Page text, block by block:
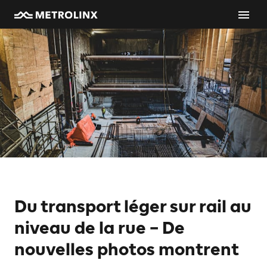
Du transport léger sur rail au
niveau de la rue – De
nouvelles photos montrent